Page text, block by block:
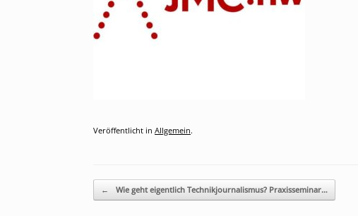
Veröffentlicht in Allgemein.
Beitragsnavigation
← Wie geht eigentlich Technikjournalismus? Praxisseminar…